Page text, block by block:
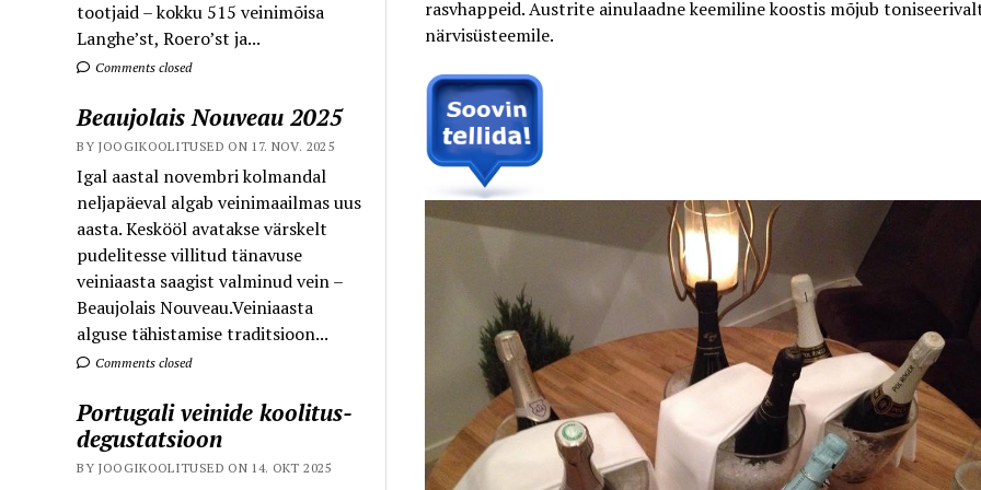
tootjaid – kokku 515 veinimõisa
Langhe’st, Roero’st ja...
Comments closed
Beaujolais Nouveau 2025
BY JOOGIKOOLITUSED ON 17. NOV. 2025
Igal aastal novembri kolmandal
neljapäeval algab veinimaailmas uus
aasta. Keskööl avatakse värskelt
pudelitesse villitud tänavuse
veiniaasta saagist valminud vein –
Beaujolais Nouveau.Veiniaasta
alguse tähistamise traditsioon...
Comments closed
Portugali veinide koolitus-
degustatsioon
BY JOOGIKOOLITUSED ON 14. OKT 2025
rasvhappeid. Austrite ainulaadne keemiline koostis mõjub
närvisüsteemile.